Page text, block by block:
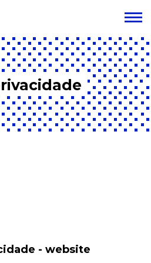
- website